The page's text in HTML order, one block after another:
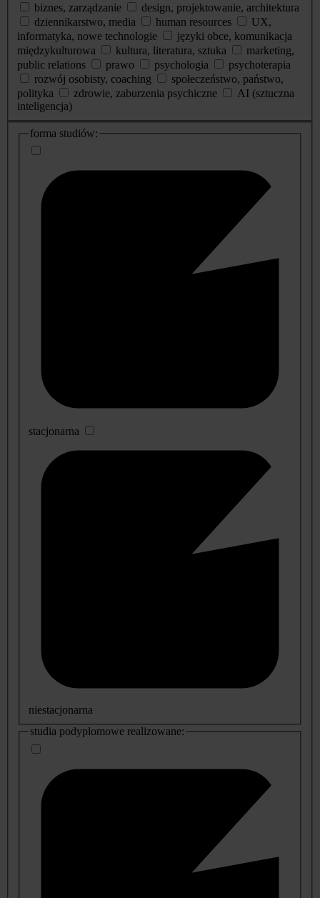
biznes, zarządzanie
design, projektowanie, architektura
dziennikarstwo, media
human resources
UX,
informatyka, nowe technologie
języki obce, komunikacja
międzykulturowa
kultura, literatura, sztuka
marketing,
public relations
prawo psychologia
psychoterapia
rozwój osobisty, coaching
społeczeństwo, państwo,
polityka
zdrowie, zaburzenia psychiczne
AI (sztuczna
inteligencja)
dodatkowe
informacje
forma studiów:
stacjonarna
niestacjonarna
studia podyplomowe realizowane: